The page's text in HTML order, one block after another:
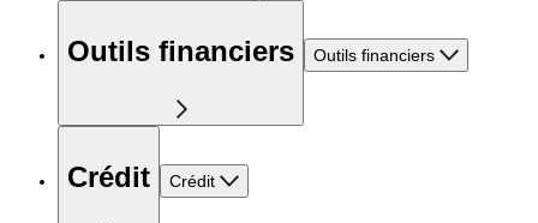
Outils financiers Outils financiers
Crédit Crédit